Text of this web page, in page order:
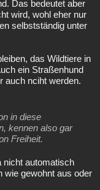
Das bedeutet aber
wird, wohl eher nur
selbstständig unter
das Wildtiere in
ein Straßenhund
auch nciht werden.
in diese
kennen also gar
Freiheit.
nicht automatisch
wie gewohnt aus oder